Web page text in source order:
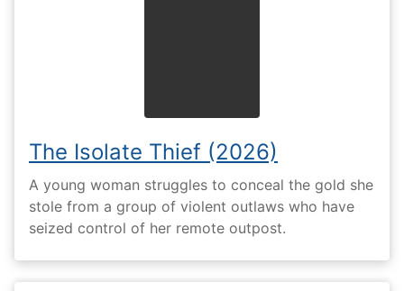
The Isolate Thief (2026)
A young woman struggles to conceal the gold she
stole from a group of violent outlaws who have
seized control of her remote outpost.